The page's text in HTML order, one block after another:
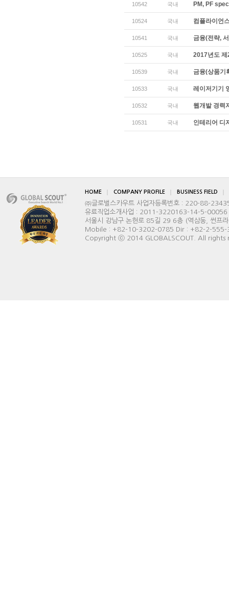
10542 국내 PM, PF
10524 국내 컴플라이언
10541 국내 금융(전략,
10525 국내 2017년도 제
10539 국내 금융(상품기
10533 국내 레이저기기
10532 국내 웹개발 경력
10531 국내 인테리어 디
HOME COMPANY PROFILE BUSINESS FIELD
㈜글로벌스카우트 사업자등록번호 : 220-88-
유료직업소개사업 : 2011-3220163-14-5-
서울시 강남구 논현로 85길 29 6층 (역삼동, 썬
Mobile : +82-10-3202-0785 Dir : +82-2-
Copyright ⓒ 2014 GLOBALSCOUT. All rights